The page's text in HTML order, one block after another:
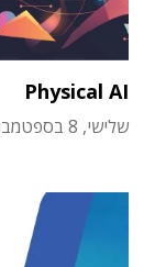
Physical AI
שלישי, 8 בספטמבר 2026